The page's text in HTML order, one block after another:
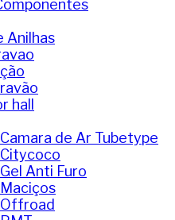
Anilhas
hall
de Ar Tubetype
Anti Furo